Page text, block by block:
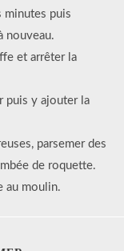
minutes puis
nouveau.
et arrêter la
puis y ajouter la
parsemer des
de roquette.
au moulin.